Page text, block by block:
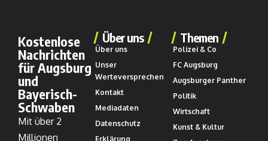
Kostenlose
Nachrichten
für Augsburg
und
Bayerisch-
Schwaben
Mit über 2
Millionen
Über uns
Über uns
Unser
Werteversprechen
Kontakt
Mediadaten
Datenschutz
Erklärung
Themen
Polizei & Co
FC Augsburg
Augsburger Panther
Politik
Wirtschaft
Kunst & Kultur